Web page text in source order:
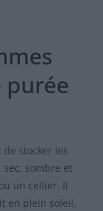
purée
de stocker les
sombre et
un cellier. Il
en plein soleil.